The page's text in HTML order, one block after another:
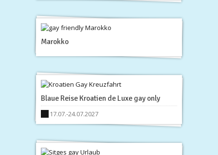
Marokko
Blaue Reise Kroatien de Luxe gay only
17.07.-24.07.2027